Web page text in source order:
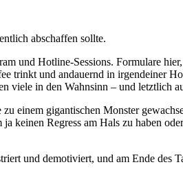
abschaffen sollte.
und Hotline-Sessions. Formulare
trinkt und andauernd in irgendeiner
viele in den Wahnsinn – und letztlich
einem gigantischen Monster
keinen Regress am Hals zu haben
und demotiviert, und am Ende des